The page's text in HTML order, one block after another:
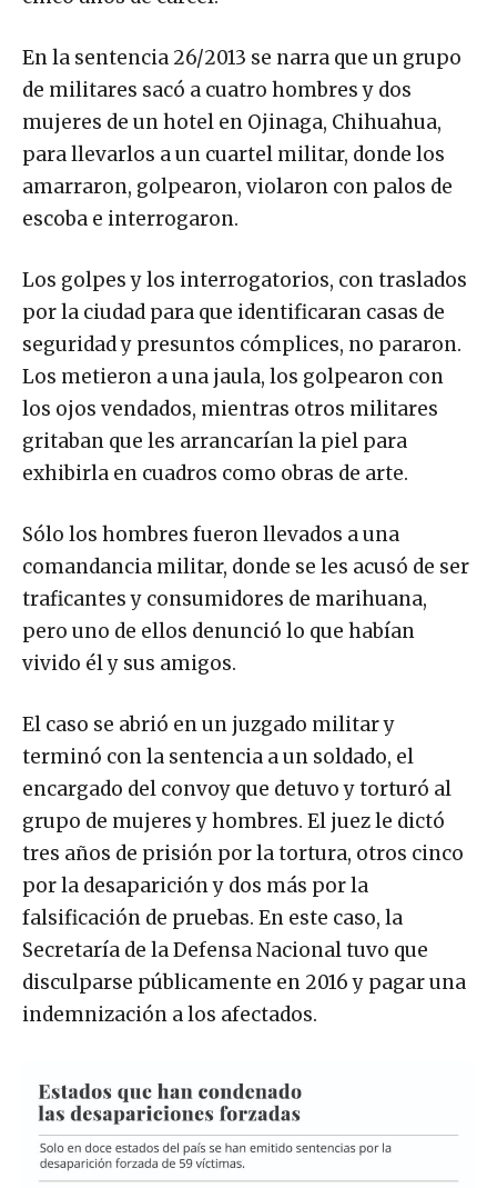
En la sentencia 26/2013 se narra que un grupo
de militares sacó a cuatro hombres y dos
mujeres de un hotel en Ojinaga, Chihuahua,
para llevarlos a un cuartel militar, donde los
amarraron, golpearon, violaron con palos de
escoba e interrogaron.
Los golpes y los interrogatorios, con traslados
por la ciudad para que identificaran casas de
seguridad y presuntos cómplices, no pararon.
Los metieron a una jaula, los golpearon con
los ojos vendados, mientras otros militares
gritaban que les arrancarían la piel para
exhibirla en cuadros como obras de arte.
Sólo los hombres fueron llevados a una
comandancia militar, donde se les acusó de ser
traficantes y consumidores de marihuana,
pero uno de ellos denunció lo que habían
vivido él y sus amigos.
El caso se abrió en un juzgado militar y
terminó con la sentencia a un soldado, el
encargado del convoy que detuvo y torturó al
grupo de mujeres y hombres. El juez le dictó
tres años de prisión por la tortura, otros cinco
por la desaparición y dos más por la
falsificación de pruebas. En este caso, la
Secretaría de la Defensa Nacional tuvo que
disculparse públicamente en 2016 y pagar una
indemnización a los afectados.